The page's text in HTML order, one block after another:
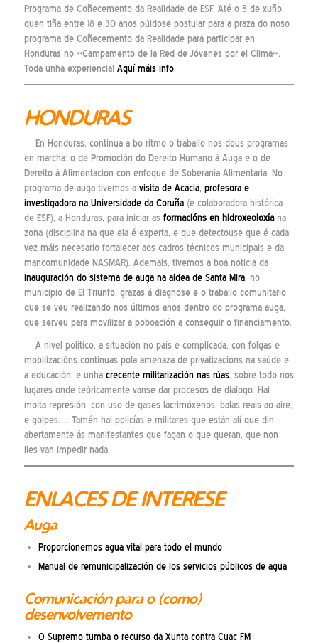
Programa de Coñecemento da Realidade de ESF. Até o 5 de xuño,
quen tiña entre 18 e 30 anos púidose postular para a praza do noso
programa de Coñecemento da Realidade para participar en
Honduras no «Campamento de la Red de Jóvenes por el Clima».
Toda unha experiencia! Aquí máis info.
HONDURAS
En Honduras, continua a bo ritmo o traballo nos dous programas
en marcha: o de Promoción do Dereito Humano á Auga e o de
Dereito á Alimentación con enfoque de Soberanía Alimentaria. No
programa de auga tivemos a visita de Acacia, profesora e
investigadora na Universidade da Coruña(e colaboradora histórica
de ESF), a Honduras, para iniciar as formacións en hidroxeoloxíana
zona (disciplina na que ela é experta, e que detectouse que é cada
vez máis necesario fortalecer aos cadros técnicos municipais e da
mancomunidade NASMAR). Ademais, tivemos a boa noticia da
inauguración do sistema de auga na aldea de Santa Mira, no
municipio de El Triunfo, grazas á diagnose e o traballo comunitario
que se veu realizando nos últimos anos dentro do programa auga,
que serveu para movilizar á poboación a conseguir o financiamento.
A nivel político, a situación no país é complicada, con folgas e
mobilizacións continuas pola amenaza de privatizacións na saúde e
a educación, e unha crecente militarización nas rúas, sobre todo nos
lugares onde teóricamente vanse dar procesos de diálogo. Hai
moita represión, con uso de gases lacrimóxenos, balas reais ao aire,
e golpes…. Tamén hai policías e militares que están alí que din
abertamente ás manifestantes que fagan o que queran, que non
lles van impedir nada.
ENLACES DE INTERESE
Auga
Proporcionemos agua vital para todo el mundo
Manual de remunicipalización de los servicios públicos de agua
Comunicación para o (como)
desenvolvemento
O Supremo tumba o recurso da Xunta contra Cuac FM